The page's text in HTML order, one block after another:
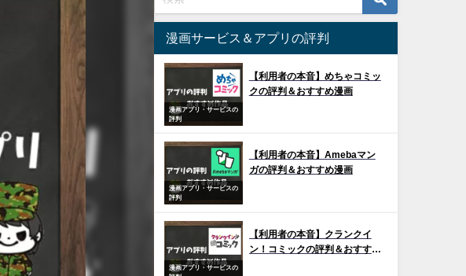
漫画サービス＆アプリの評判
漫画アプリ・サービスの
評判
【利用者の本音】めちゃコミッ
クの評判＆おすすめ漫画
漫画アプリ・サービスの
評判
【利用者の本音】Amebaマン
ガの評判＆おすすめ漫画
漫画アプリ・サービスの
【利用者の本音】クランクイ
ン！コミックの評判＆おすすめ